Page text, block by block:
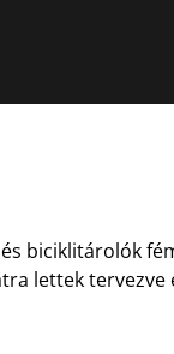
biciklitárolók
lettek tervezve